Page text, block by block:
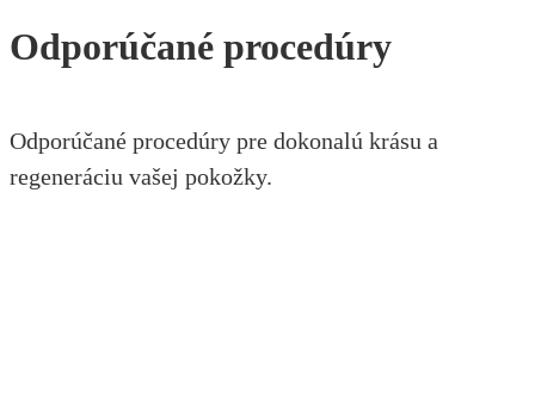
Odporúčané procedúry
Odporúčané procedúry pre dokonalú krásu a
regeneráciu vašej pokožky.